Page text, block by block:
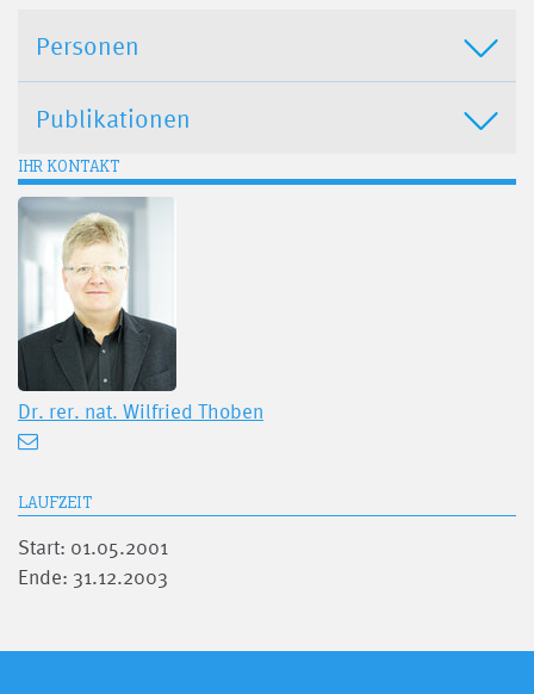
Personen
Publikationen
IHR KONTAKT
Dr. rer. nat. Wilfried Thoben
LAUFZEIT
Start: 01.05.2001
Ende: 31.12.2003